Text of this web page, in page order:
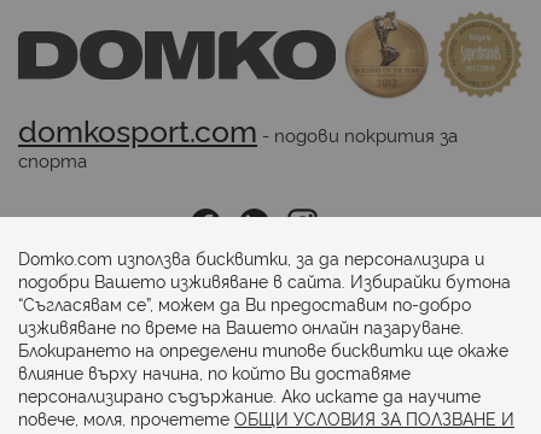
domkosport.com - подови покрития за
спорта
Последвайте ни:
Начини на плащане:
Domko.com използва бисквитки, за да персонализира и
подобри Вашето изживяване в сайта. Избирайки бутона
“Съгласявам се”, можем да Ви предоставим по-добро
изживяване по време на Вашето онлайн пазаруване.
Блокирането на определени типове бисквитки ще окаже
влияние върху начина, по който Ви доставяме
персонализирано съдържание. Ако искате да научите
повече, моля, прочетете ОБЩИ УСЛОВИЯ ЗА ПОЛЗВАНЕ И